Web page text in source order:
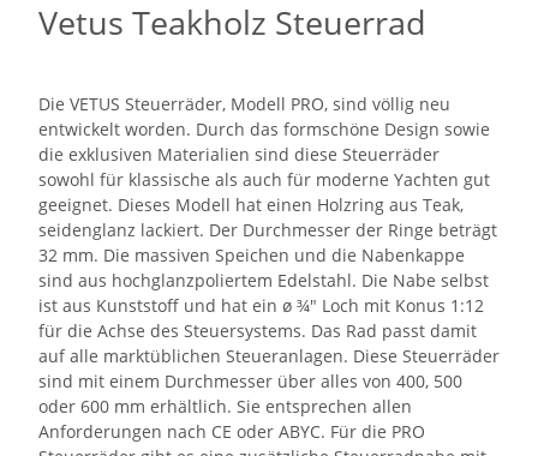
Vetus Teakholz Steuerrad
Die VETUS Steuerräder, Modell PRO, sind völlig neu
entwickelt worden. Durch das formschöne Design sowie
die exklusiven Materialien sind diese Steuerräder
sowohl für klassische als auch für moderne Yachten gut
geeignet. Dieses Modell hat einen Holzring aus Teak,
seidenglanz lackiert. Der Durchmesser der Ringe beträgt
32 mm. Die massiven Speichen und die Nabenkappe
sind aus hochglanzpoliertem Edelstahl. Die Nabe selbst
ist aus Kunststoff und hat ein ø ¾" Loch mit Konus 1:12
für die Achse des Steuersystems. Das Rad passt damit
auf alle marktüblichen Steueranlagen. Diese Steuerräder
sind mit einem Durchmesser über alles von 400, 500
oder 600 mm erhältlich. Sie entsprechen allen
Anforderungen nach CE oder ABYC. Für die PRO